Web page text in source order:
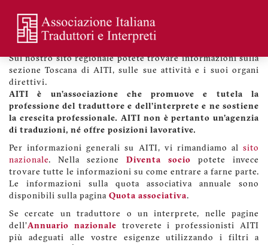
main
content
profilo
utente
Benvenuti sul sito di AITI Toscana
Sul nostro sito regionale potete trovare informazioni sulla
sezione Toscana di AITI, sulle sue attività e i suoi organi
direttivi.
AITI è un’associazione che promuove e tutela la
professione del traduttore e dell'interprete e ne sostiene
la crescita professionale. AITI non è pertanto un'agenzia
di traduzioni, né offre posizioni lavorative.
Per informazioni generali su AITI, vi rimandiamo al sito
nazionale. Nella sezione Diventa socio potete invece
trovare tutte le informazioni su come entrare a farne parte.
Le informazioni sulla quota associativa annuale sono
disponibili sulla pagina Quota associativa.
Se cercate un traduttore o un interprete, nelle pagine
dell'Annuario nazionale troverete i professionisti AITI
più adeguati alle vostre esigenze utilizzando i filtri a